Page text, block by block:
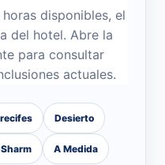
disponibles, el
del hotel. Abre la
para consultar
actuales.
Desierto
A Medida